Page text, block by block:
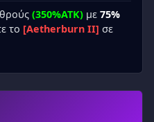
(350%ATK) με 75%
το [Aetherburn II] σε